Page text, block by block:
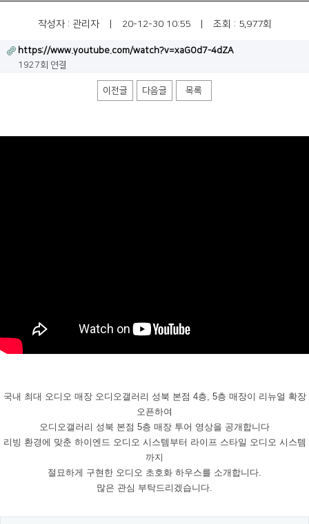
작성자 : 관리자 20-12-30 10:55 조회 : 5,977회
https://www.youtube.com/watch?v=xaGOd7-4dZA
1927회 연결
이전글 다음글 목록
국내 최대 오디오 매장 오디오갤러리 성북 본점 4층, 5층 매장이 리뉴얼 확장
오픈하여
오디오갤러리 성북 본점 5층 매장 투어 영상을 공개합니다
리빙 환경에 맞춘 하이엔드 오디오 시스템부터 라이프 스타일 오디오 시스템
까지
절묘하게 구현한 오디오 초호화 하우스를 소개합니다.
많은 관심 부탁드리겠습니다.​